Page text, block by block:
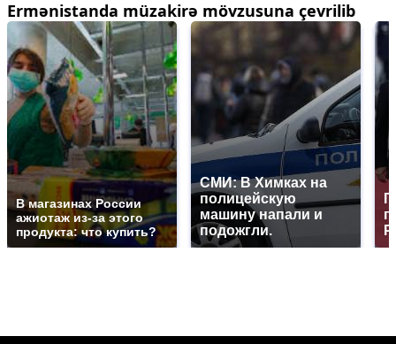
Ermənistanda müzakirə mövzusuna çevrilib
В магазинах России
ажиотаж из-за этого
продукта: что купить?
СМИ: В Химках на
полицейскую
машину напали и
подожгли.